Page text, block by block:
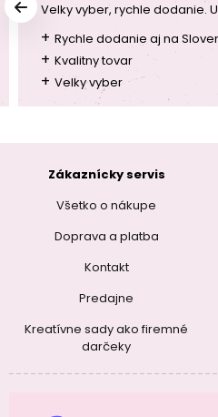
Velky vyber, rychle dodanie.
+ Rychle dodanie aj na
+ Kvalitny tovar
+ Velky vyber
Zákaznícky servis
Všetko o nákupe
Doprava a platba
Kontakt
Predajne
Kreatívne sady ako firemné
darčeky